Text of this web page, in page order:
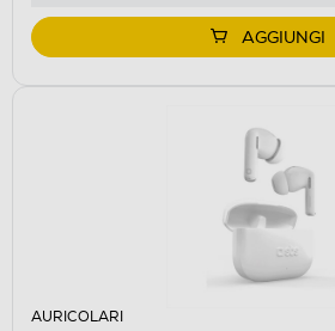
AGGIUNGI
AURICOLARI